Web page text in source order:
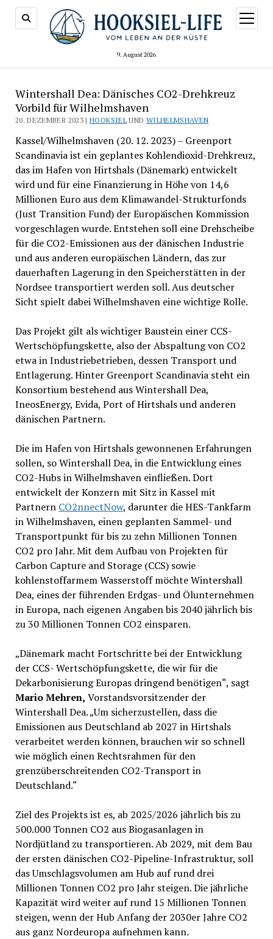
9. August 2026
Menü
öffnen
Wintershall Dea: Dänisches CO2-Drehkreuz
Vorbild für Wilhelmshaven
20. DEZEMBER 2023 |HOOKSIELUND WILHELMSHAVEN
Kassel/Wilhelmshaven (20. 12. 2023) – Greenport
Scandinavia ist ein geplantes Kohlendioxid-Drehkreuz,
das im Hafen von Hirtshals (Dänemark) entwickelt
wird und für eine Finanzierung in Höhe von 14,6
Millionen Euro aus dem Klimawandel-Strukturfonds
(Just Transition Fund) der Europäischen Kommission
vorgeschlagen wurde. Entstehen soll eine Drehscheibe
für die CO2-Emissionen aus der dänischen Industrie
und aus anderen europäischen Ländern, das zur
dauerhaften Lagerung in den Speicherstätten in der
Nordsee transportiert werden soll. Aus deutscher
Sicht spielt dabei Wilhelmshaven eine wichtige Rolle.
Das Projekt gilt als wichtiger Baustein einer CCS-
Wertschöpfungskette, also der Abspaltung von CO2
etwa in Industriebetrieben, dessen Transport und
Entlagerung. Hinter Greenport Scandinavia steht ein
Konsortium bestehend aus Wintershall Dea,
IneosEnergy, Evida, Port of Hirtshals und anderen
dänischen Partnern.
Die im Hafen von Hirtshals gewonnenen Erfahrungen
sollen, so Wintershall Dea, in die Entwicklung eines
CO2-Hubs in Wilhelmshaven einfließen. Dort
entwickelt der Konzern mit Sitz in Kassel mit
Partnern CO2nnectNow, darunter die HES-Tankfarm
in Wilhelmshaven, einen geplanten Sammel- und
Transportpunkt für bis zu zehn Millionen Tonnen
CO2 pro Jahr. Mit dem Aufbau von Projekten für
Carbon Capture and Storage (CCS) sowie
kohlenstoffarmem Wasserstoff möchte Wintershall
Dea, eines der führenden Erdgas- und Ölunternehmen
in Europa, nach eigenen Angaben bis 2040 jährlich bis
zu 30 Millionen Tonnen CO2 einsparen.
„Dänemark macht Fortschritte bei der Entwicklung
der CCS- Wertschöpfungskette, die wir für die
Dekarbonisierung Europas dringend benötigen“, sagt
Mario Mehren, Vorstandsvorsitzender der
Wintershall Dea. „Um sicherzustellen, dass die
Emissionen aus Deutschland ab 2027 in Hirtshals
verarbeitet werden können, brauchen wir so schnell
wie möglich einen Rechtsrahmen für den
grenzüberschreitenden CO2-Transport in
Deutschland.“
Ziel des Projekts ist es, ab 2025/2026 jährlich bis zu
500.000 Tonnen CO2 aus Biogasanlagen in
Nordjütland zu transportieren. Ab 2029, mit dem Bau
der ersten dänischen CO2-Pipeline-Infrastruktur, soll
das Umschlagsvolumen am Hub auf rund drei
Millionen Tonnen CO2 pro Jahr steigen. Die jährliche
Kapazität wird weiter auf rund 15 Millionen Tonnen
steigen, wenn der Hub Anfang der 2030er Jahre CO2
aus ganz Nordeuropa aufnehmen kann.